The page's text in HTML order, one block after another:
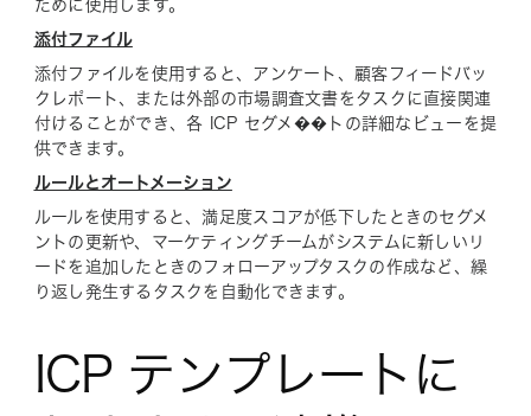
ために使用します。
添付ファイル
添付ファイルを使用すると、アンケート、顧客フィードバッ
クレポート、または外部の市場調査文書をタスクに直接関連
付けることができ、各 ICP セグメ��トの詳細なビューを提
供できます。
ルールとオートメーション
ルールを使用すると、満足度スコアが低下したときのセグメ
ントの更新や、マーケティングチームがシステムに新しいリ
ードを追加したときのフォローアップタスクの作成など、繰
り返し発生するタスクを自動化できます。
ICP テンプレートに